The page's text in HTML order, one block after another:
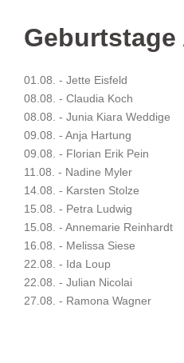
01.08. - Jette Eisfeld
08.08. - Claudia Koch
08.08. - Junia Kiara Weddige
09.08. - Anja Hartung
09.08. - Florian Erik Pein
11.08. - Nadine Myler
14.08. - Karsten Stolze
15.08. - Petra Ludwig
15.08. - Annemarie Reinhardt
16.08. - Melissa Siese
22.08. - Ida Loup
22.08. - Julian Nicolai
27.08. - Ramona Wagner